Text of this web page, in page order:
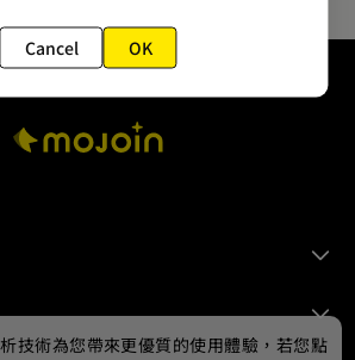
技術為您帶來更優質的使用體驗，若您點
Cancel OK